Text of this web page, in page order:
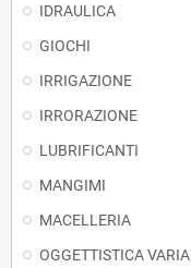
IDRAULICA
GIOCHI
IRRIGAZIONE
IRRORAZIONE
LUBRIFICANTI
MANGIMI
MACELLERIA
OGGETTISTICA VARIA